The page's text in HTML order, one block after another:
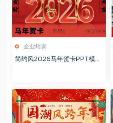
企业培训
简约风2026马年贺卡PPT模板